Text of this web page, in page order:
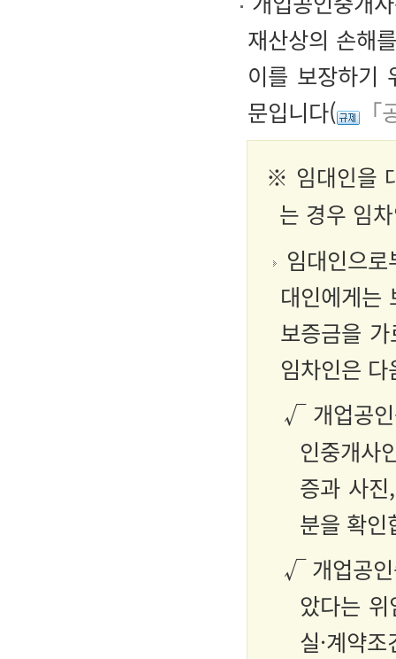
재산상의 손해
이를 보장하기
문입니다(
※ 임대인을
는 경우 임
임대인으
대인에게는
보증금을
임차인은
√ 개업공
인중개사
증과 사
분을 확인
√ 개업공인
았다는
실·계약